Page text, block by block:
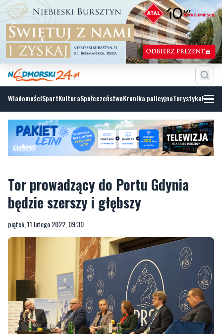
WiadomościSportKulturaSpołeczeństwoKronika policyjnaTurystyka
Tor prowadzący do Portu Gdynia
będzie szerszy i głębszy
piątek, 11 lutego 2022, 09:30